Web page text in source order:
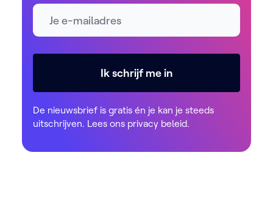
E-mailadres *
Ik schrijf me in
De nieuwsbrief is gratis én je kan je steeds
uitschrijven. Lees ons privacy beleid.